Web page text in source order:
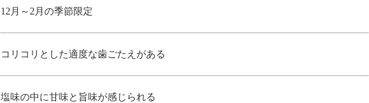
12月～2月の季節限定
コリコリとした適度な歯ごたえがある
塩味の中に甘味と旨味が感じられる